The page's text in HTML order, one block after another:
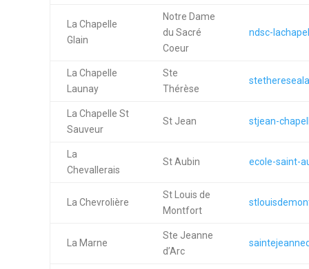
La Chapelle
Glain
Notre Dame
du Sacré
Coeur
ndsc-
La Chapelle
Launay
Ste
Thérèse
La Chapelle St
Sauveur
St Jean stjean-
La
Chevallerais
St Aubin ecole-saint-
La Chevrolière
St Louis de
Montfort
La Marne
Ste Jeanne
d’Arc